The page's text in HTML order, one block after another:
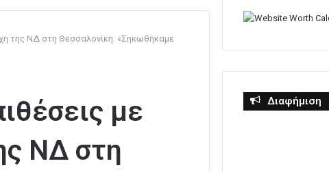
της ΝΔ στη Θεσσαλονίκη: «Σηκωθήκαμε
με
ΝΔ στη
Διαφήμιση